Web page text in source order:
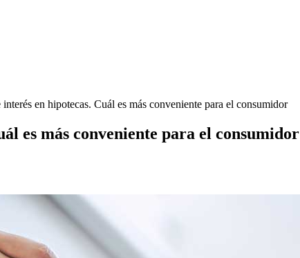
interés en hipotecas. Cuál es más conveniente para el consumidor
es más conveniente para el consumidor